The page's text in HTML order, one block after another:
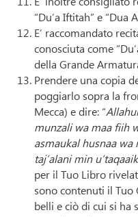
“Du’a Iftitah” e “Dua
E’ raccomandato
conosciuta come
della Grande
Prendere una copia
poggiarlo sopra la
Mecca) e dire: “
munzali wa maa fiih
asmaukal husnaa wa
taj’alani min
per il Tuo Libro
sono contenuti il Tuo
belli e ciò di cui si ha